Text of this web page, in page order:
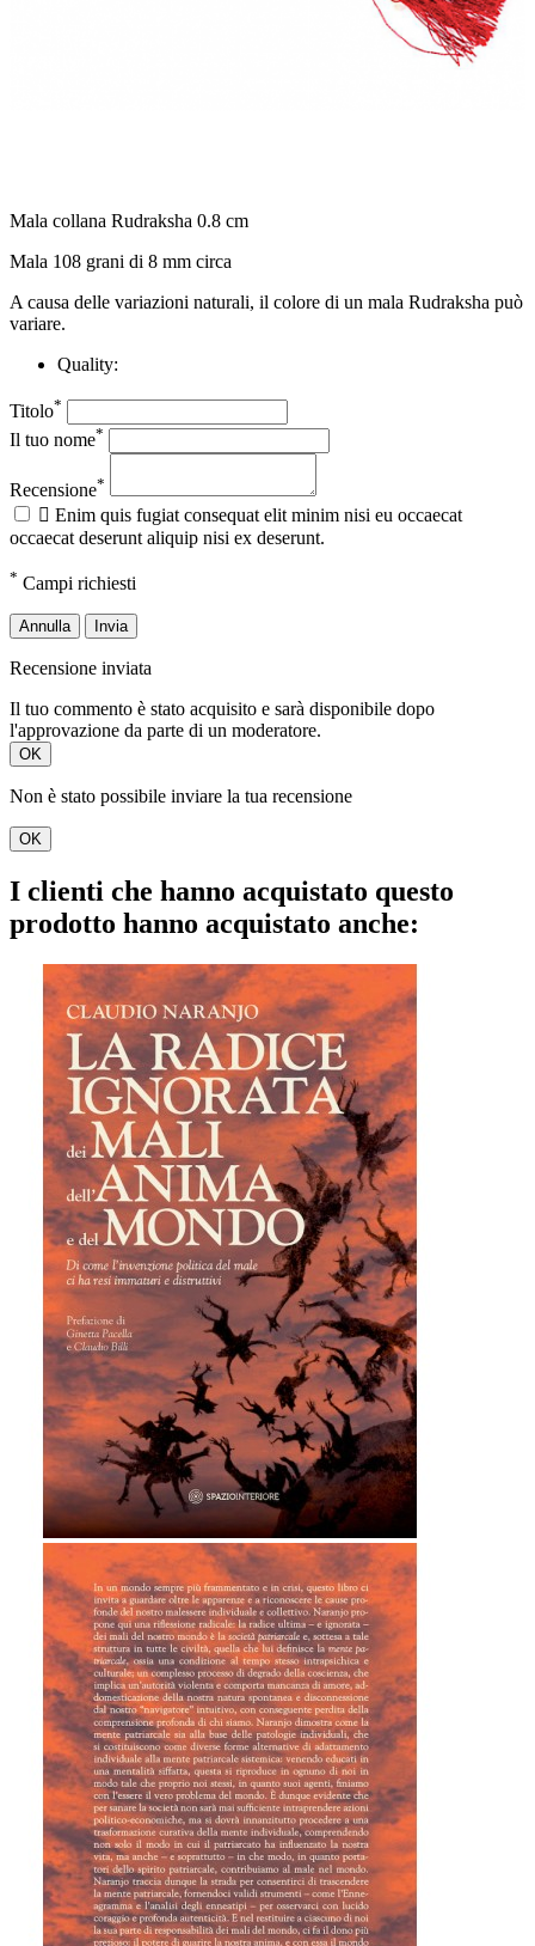
Mala collana Rudraksha 0.8 cm
Mala 108 grani di 8 mm circa
A causa delle variazioni naturali, il colore di un mala Rudraksha può
variare.
Quality:
Titolo*
Il tuo nome*
Recensione*
 Enim quis fugiat consequat elit minim nisi eu occaecat
occaecat deserunt aliquip nisi ex deserunt.
* Campi richiesti
Annulla Invia
Recensione inviata
Il tuo commento è stato acquisito e sarà disponibile dopo
l'approvazione da parte di un moderatore.
OK
Non è stato possibile inviare la tua recensione
OK
I clienti che hanno acquistato questo
prodotto hanno acquistato anche: